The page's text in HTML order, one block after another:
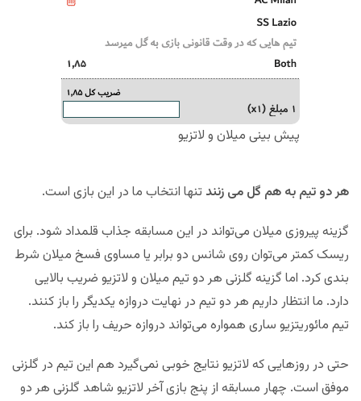
پیش بینی میلان و لاتزیو
هر دو تیم به هم گل می زنند تنها انتخاب ما در این بازی است.
گزینه پیروزی میلان می‌تواند در این مسابقه جذاب قلمداد شود. برای
ریسک کمتر می‌توان روی شانس دو برابر یا مساوی فسخ میلان شرط
بندی کرد. اما گزینه گلزنی هر دو تیم میلان و لاتزیو ضریب بالایی
دارد. ما انتظار داریم هر دو تیم در نهایت دروازه یکدیگر را باز کنند.
تیم مائوریتزیو ساری همواره می‌تواند دروازه حریف را باز کند.
حتی در روزهایی که لاتزیو نتایج خوبی نمی‌گیرد هم این تیم در گلزنی
موفق است. چهار مسابقه از پنج بازی آخر لاتزیو شاهد گلزنی هر دو